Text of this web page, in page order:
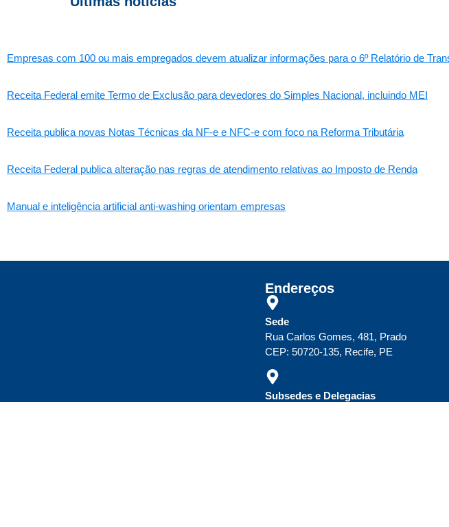
Empresas com 100 ou mais empregados devem atualizar informações para o 6º Relatório de
Receita Federal emite Termo de Exclusão para devedores do Simples Nacional, incluindo MEI
Receita publica novas Notas Técnicas da NF-e e NFC-e com foco na Reforma Tributária
Receita Federal publica alteração nas regras de atendimento relativas ao Imposto de Renda
Manual e inteligência artificial anti-washing orientam empresas
Endereços
Sede
Rua Carlos Gomes, 481, Prado
CEP: 50720-135, Recife, PE
Subsedes e Delegacias